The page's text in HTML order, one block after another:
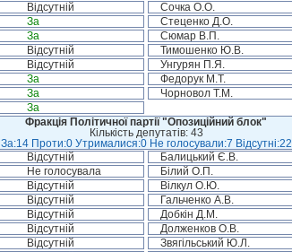
Відсутній Сочка О.О.
За Стеценко Д.О.
За Сюмар В.П.
Відсутній Тимошенко Ю.В.
Відсутній Унгурян П.Я.
За Федорук М.Т.
За Чорновол Т.М.
За
Фракція Політичної партії "Опозиційний блок"
Кількість депутатів: 43
За:14 Проти:0 Утрималися:0 Не голосували:7 Відсутні:22
Відсутній Балицький Є.В.
Не голосувала Білий О.П.
Відсутній Вілкул О.Ю.
Відсутній Гальченко А.В.
Відсутній Добкін Д.М.
Відсутній Долженков О.В.
Відсутній Звягільський Ю.Л.